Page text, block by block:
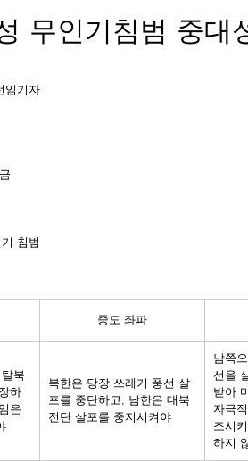
무인기침범 중대
임기자
침범
중도 좌파
북
하
은
북한은 당장 쓰레기 풍선 살
포를 중단하고, 남한은 대북
전단 살포를 중지시켜야
남쪽
선을
받아
자극
조시
하지